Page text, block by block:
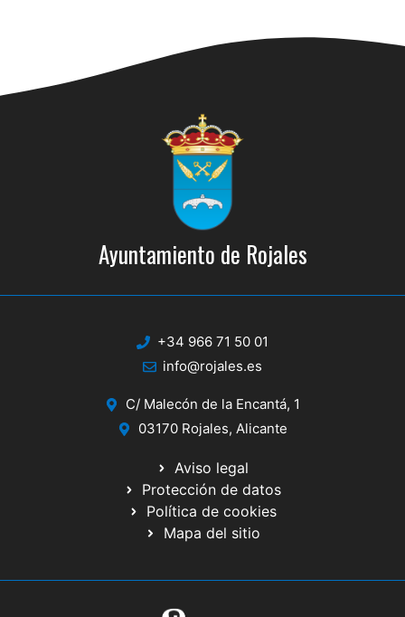
Ayuntamiento de Rojales
+34 966 71 50 01
info@rojales.es
C/ Malecón de la Encantá, 1
03170 Rojales, Alicante
Aviso legal
Protección de datos
Política de cookies
Mapa del sitio